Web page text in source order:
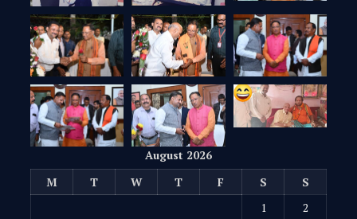
August 2026
M
T W T F S
S
1
2